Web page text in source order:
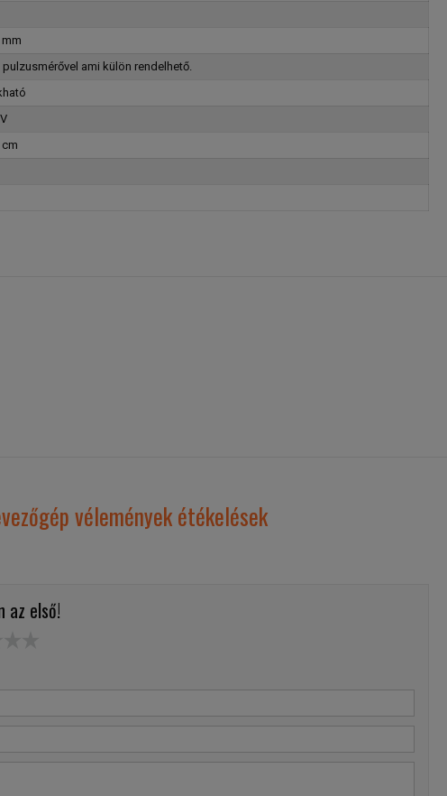
mm
ami külön rendelhető.
vélemények étékelések
az első!